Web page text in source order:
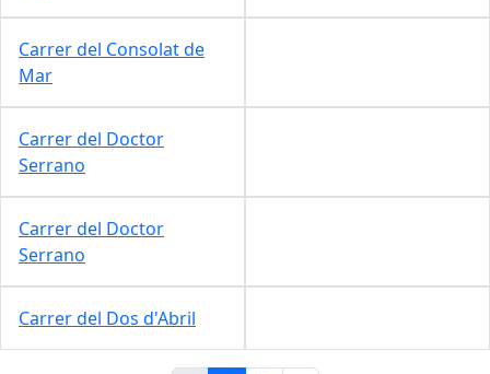
Carrer del Consolat de
Mar
Carrer del Doctor
Serrano
Carrer del Doctor
Serrano
Carrer del Dos d'Abril